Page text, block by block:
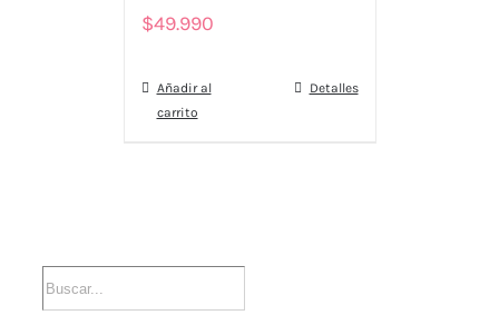
$49.990
Añadir al
carrito
Detalles